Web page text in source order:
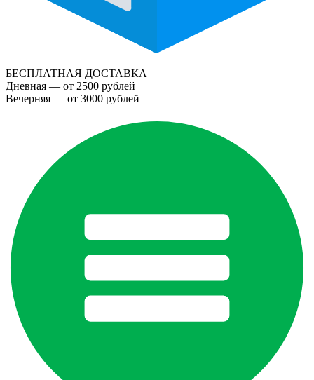
БЕСПЛАТНАЯ ДОСТАВКА
Дневная — от 2500 рублей
Вечерняя — от 3000 рублей